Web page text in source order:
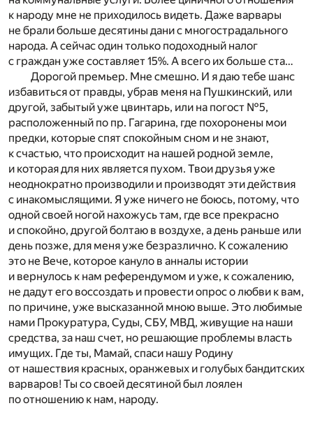
к народу мне не приходилось видеть. Даже варвары
не брали больше десятины дани с многострадального
народа. А сейчас один только подоходный налог
с граждан уже составляет 15%. А всего их больше ста…
Дорогой премьер. Мне смешно. И я даю тебе шанс
избавиться от правды, убрав меня на Пушкинский, или
другой, забытый уже цвинтарь, или на погост №5,
расположенный по пр. Гагарина, где похоронены мои
предки, которые спят спокойным сном и не знают,
к счастью, что происходит на нашей родной земле,
и которая для них является пухом. Твои друзья уже
неоднократно производили и производят эти действия
с инакомыслящими. Я уже ничего не боюсь, потому, что
одной своей ногой нахожусь там, где все прекрасно
и спокойно, другой болтаю в воздухе, а день раньше или
день позже, для меня уже безразлично. К сожалению
это не Вече, которое кануло в анналы истории
и вернулось к нам референдумом и уже, к сожалению,
не дадут его воссоздать и провести опрос о любви к вам,
по причине, уже высказанной мною выше. Это любимые
нами Прокуратура, Суды, СБУ, МВД, живущие на наши
средства, за наш счет, но решающие проблемы власть
имущих. Где ты, Мамай, спаси нашу Родину
от нашествия красных, оранжевых и голубых бандитских
варваров! Ты со своей десятиной был лоялен
по отношению к нам, народу.